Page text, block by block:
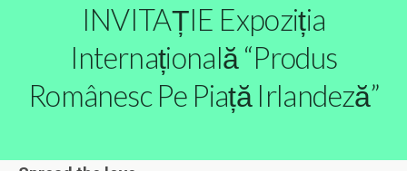
INVITAȚIE Expoziția
Internațională “Produs
Românesc Pe Piață Irlandeză”